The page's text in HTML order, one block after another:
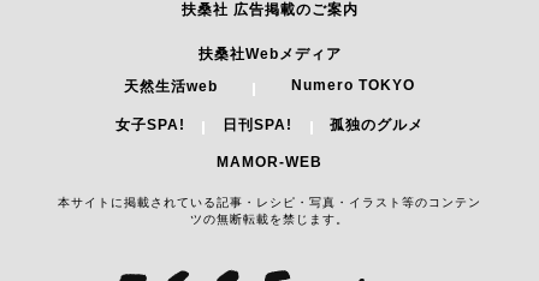
扶桑社 広告掲載のご案内
扶桑社Webメディア
天然生活web
Numero TOKYO
女子SPA! 日刊SPA! 孤独のグルメ
MAMOR-WEB
本サイトに掲載されている記事・レシピ・写真・イラスト等のコンテン
ツの無断転載を禁じます。